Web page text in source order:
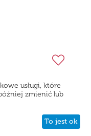
usługi, które
zmienić lub
To jest ok